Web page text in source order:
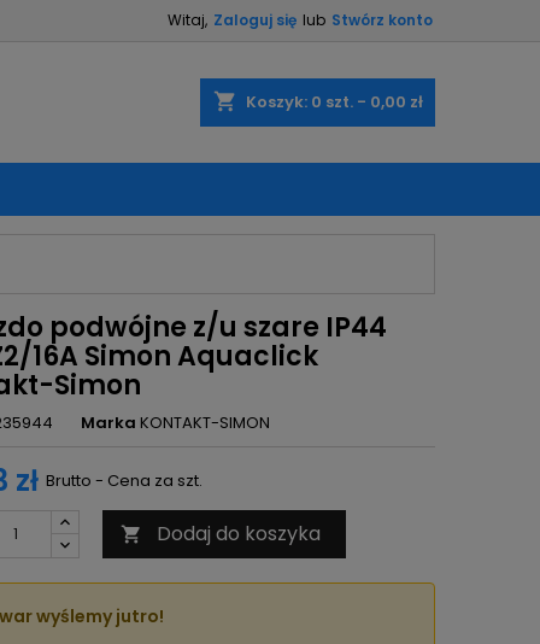
Witaj, Zaloguj się lub Stwórz konto
shopping_cart Koszyk: 0 szt. - 0,00 zł
podwójne z/u szare IP44
16A Simon Aquaclick
Simon
Marka KONTAKT-SIMON
zł Brutto - Cena za szt.
 Dodaj do koszyka
wyślemy jutro!